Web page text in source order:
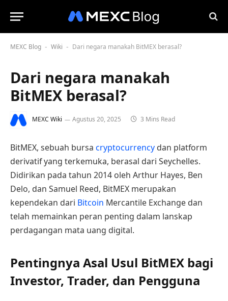
MEXC Blog - Wiki - Dari negara manakah BitMEX berasal?
Dari negara manakah
BitMEX berasal?
MEXC Wiki Agustus 20, 2025 3 Mins Read
BitMEX, sebuah bursa cryptocurrency dan platform
derivatif yang terkemuka, berasal dari Seychelles.
Didirikan pada tahun 2014 oleh Arthur Hayes, Ben
Delo, dan Samuel Reed, BitMEX merupakan
kependekan dari Bitcoin Mercantile Exchange dan
telah memainkan peran penting dalam lanskap
perdagangan mata uang digital.
Pentingnya Asal Usul BitMEX bagi
Investor, Trader, dan Pengguna